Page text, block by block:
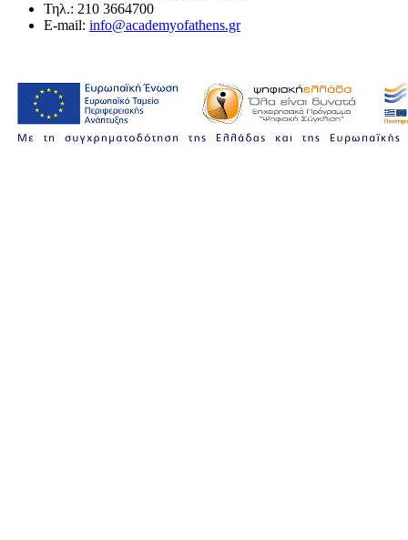
Τηλ.: 210 3664700
E-mail: info@academyofathens.gr